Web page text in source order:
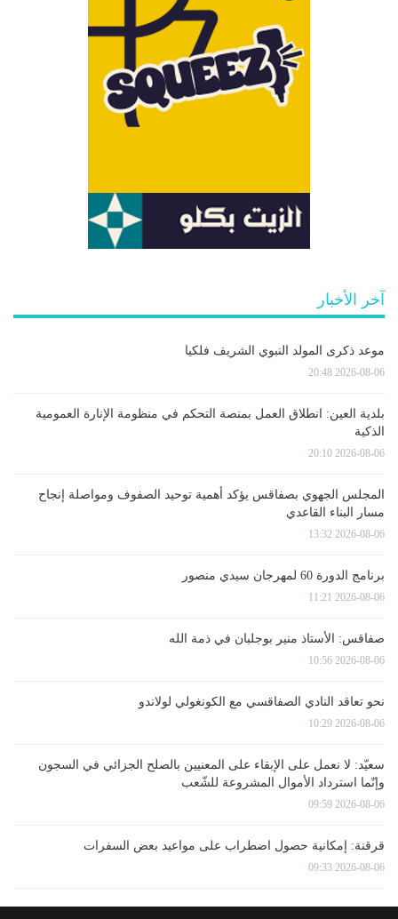
آخر الأخبار
موعد ذكرى المولد النبوي الشريف فلكيا
2026-08-06 20:48
بلدية العين: انطلاق العمل بمنصة التحكم في منظومة الإنارة العمومية
الذكية
2026-08-06 20:10
المجلس الجهوي بصفاقس يؤكد أهمية توحيد الصفوف ومواصلة إنجاح
مسار البناء القاعدي
2026-08-06 13:32
برنامج الدورة 60 لمهرجان سيدي منصور
2026-08-06 11:21
صفاقس: الأستاذ منير بوجلبان في ذمة الله
2026-08-06 10:56
نحو تعاقد النادي الصفاقسي مع الكونغولي لولاندو
2026-08-06 10:29
سعيّد: لا نعمل على الإبقاء على المعنيين بالصلح الجزائي في السجون
وإنّما استرداد الأموال المشروعة للشّعب
2026-08-06 09:59
قرقنة: إمكانية حصول اضطراب على مواعيد بعض السفرات
2026-08-06 09:33